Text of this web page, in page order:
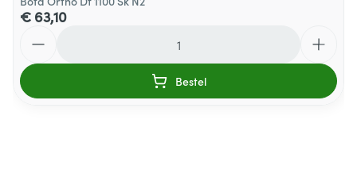
€ 63,10
Bestel